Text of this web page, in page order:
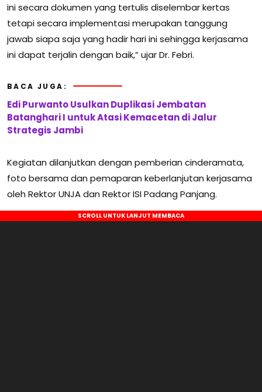
ini secara dokumen yang tertulis diselembar kertas
tetapi secara implementasi merupakan tanggung
jawab siapa saja yang hadir hari ini sehingga kerjasama
ini dapat terjalin dengan baik,” ujar Dr. Febri.
BACA JUGA:
Edi Purwanto Usulkan Duplikasi Jembatan
Batanghari I untuk Atasi Kemacetan di Jalur
Strategis Jambi
Kegiatan dilanjutkan dengan pemberian cinderamata,
foto bersama dan pemaparan keberlanjutan kerjasama
oleh Rektor UNJA dan Rektor ISI Padang Panjang.